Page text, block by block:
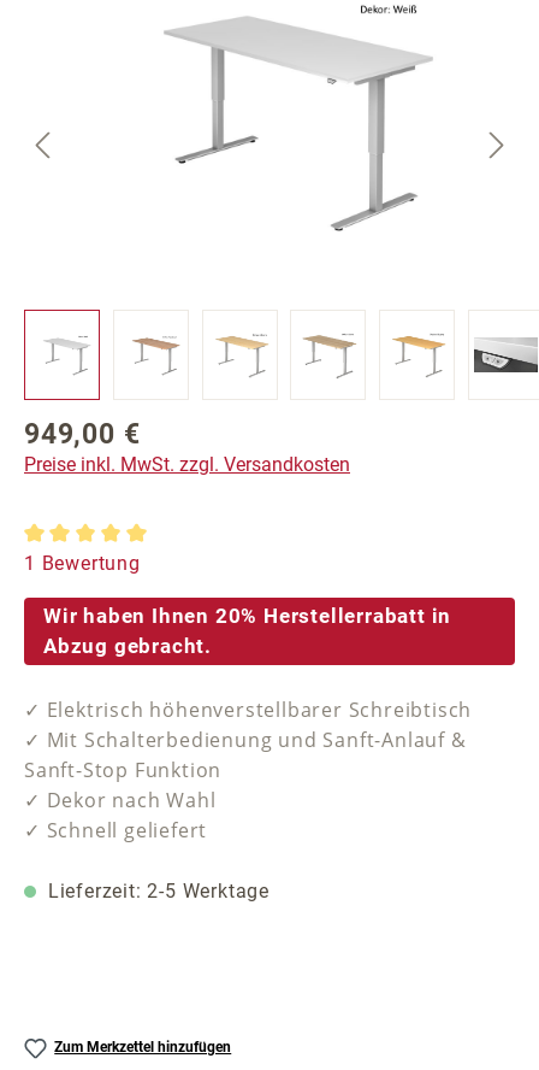
Regulärer Preis:
949,00 €
Preise inkl. MwSt. zzgl. Versandkosten
Durchschnittliche Bewertung von 5 von 5 Sternen
1 Bewertung
Wir haben Ihnen 20% Herstellerrabatt in
Abzug gebracht.
✓ Elektrisch höhenverstellbarer Schreibtisch
✓ Mit Schalterbedienung und Sanft-Anlauf &
Sanft-Stop Funktion
✓ Dekor nach Wahl
✓ Schnell geliefert
Lieferzeit: 2-5 Werktage
Zum Merkzettel hinzufügen